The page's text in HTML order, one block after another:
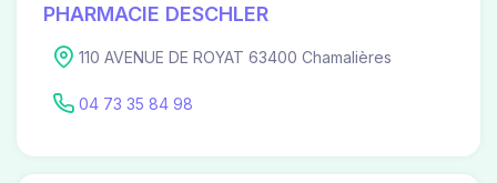
PHARMACIE DESCHLER
110 AVENUE DE ROYAT 63400 Chamalières
04 73 35 84 98